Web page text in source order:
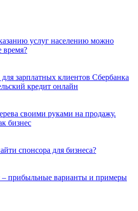
услуг населению можно
время?
зарплатных клиентов Сбербанка
кредит онлайн
своими руками на продажу.
бизнес
спонсора для бизнеса?
– прибыльные варианты и примеры